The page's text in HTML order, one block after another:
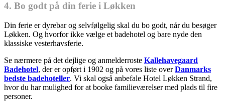
4. Bo godt på din ferie i Løkken
Din ferie er dyrebar og selvfølgelig skal du bo godt, når du besøger
Løkken. Og hvorfor ikke vælge et badehotel og bare nyde den
klassiske vesterhavsferie.
Se nærmere på det dejlige og anmelderroste Kallehavegaard
Badehotel, der er opført i 1902 og på vores liste overDanmarks
bedste badehoteller. Vi skal også anbefale Hotel Løkken Strand,
hvor du har mulighed for at booke familieværelser med plads til fire
personer.